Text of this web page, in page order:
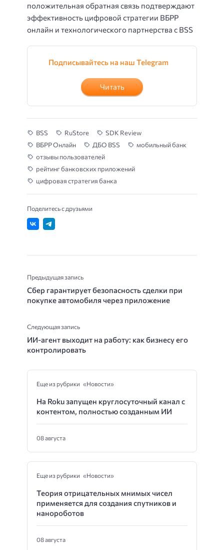
положительная обратная связь подтверждают
эффективность цифровой стратегии ВБРР
онлайн и технологического партнерства с BSS
Подписывайтесь на наш Telegram
Читать
BSS RuStore
SDK Review
ВБРР Онлайн
ДБО BSS
мобильный банк
отзывы пользователей
рейтинг банковских приложений
цифровая стратегия банка
Поделитесь с друзьями
Предыдущая запись
Сбер гарантирует безопасность сделки при
покупке автомобиля через приложение
Следующая запись
ИИ-агент выходит на работу: как бизнесу его
контролировать
Еще из рубрики «Новости»
На Roku запущен круглосуточный канал с
контентом, полностью созданным ИИ
08 августа
Еще из рубрики «Новости»
Теория отрицательных мнимых чисел
применяется для создания спутников и
нанороботов
08 августа